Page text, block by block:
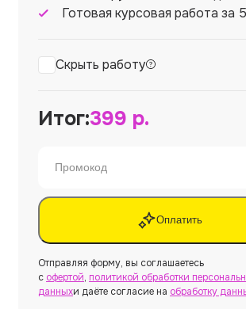
Готовая курсовая работа за
Скрыть работу
Итог:399 р.
Оплатить
Отправляя форму, вы соглашаетесь
с офертой, политикой обработки
данныхи даёте согласие на обработку